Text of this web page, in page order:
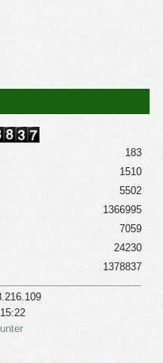
183
1510
5502
1366995
7059
24230
1378837